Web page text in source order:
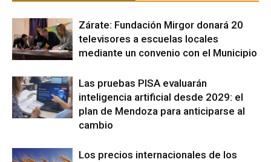
Zárate: Fundación Mirgor donará 20
televisores a escuelas locales
mediante un convenio con el Municipio
Las pruebas PISA evaluarán
inteligencia artificial desde 2029: el
plan de Mendoza para anticiparse al
cambio
Los precios internacionales de los